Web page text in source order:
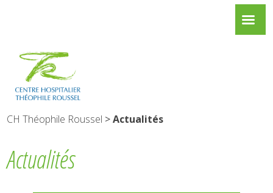
CH Théophile Roussel >Actualités
Actualités